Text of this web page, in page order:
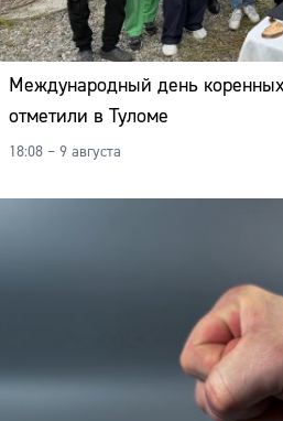
Международный день
отметили в Туломе
18:08 – 9 августа